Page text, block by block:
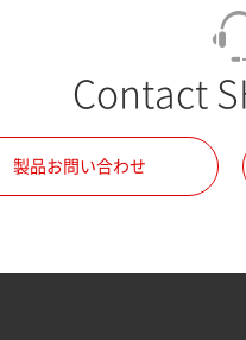
Contact
製品お問い合わせ